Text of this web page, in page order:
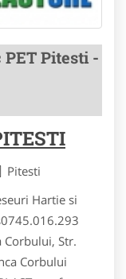
Pitesti -
Pitesti
Hartie si
Corbului, Str.
Corbului